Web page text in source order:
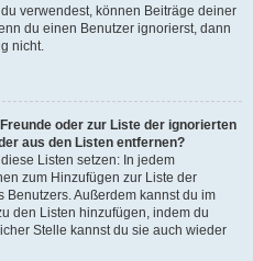
verwendest, können Beiträge deiner
du einen Benutzer ignorierst, dann
nicht.
oder zur Liste der ignorierten
aus den Listen entfernen?
Listen setzen: In jedem
zum Hinzufügen zur Liste der
Außerdem kannst du im
den Listen hinzufügen, indem du
Stelle kannst du sie auch wieder